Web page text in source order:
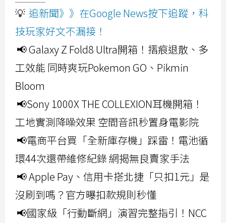
💡 追新聞》》在Google News按下追蹤，科
技玩家好文不漏接！
📢 Galaxy Z Fold8 Ultra開箱！摺痕退散、多
工效能 同時爽玩Pokemon GO、Pikmin
Bloom
📢Sony 1000X THE COLLEXION耳機開箱！
工地實測降噪效果 空間音訊秒置身電影院
📢電商平台買「全新庫存機」踩雷！電池循
環44次還帶維修紀錄 網揭無良賣家手法
📢 Apple Pay、信用卡搭北捷「只扣1元」是
沒刷到嗎？官方曝扣款規則秒懂
📢國家級「行動斷網」演習完整指引！NCC